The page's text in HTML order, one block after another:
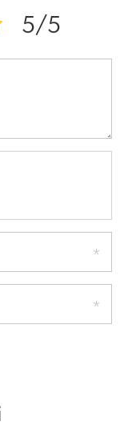
5/5